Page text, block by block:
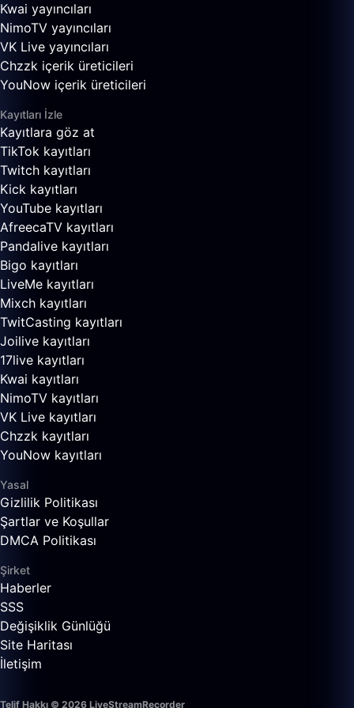
Kwai yayıncıları
NimoTV yayıncıları
VK Live yayıncıları
Chzzk içerik üreticileri
YouNow içerik üreticileri
Kayıtları İzle
Kayıtlara göz at
TikTok kayıtları
Twitch kayıtları
Kick kayıtları
YouTube kayıtları
AfreecaTV kayıtları
Pandalive kayıtları
Bigo kayıtları
LiveMe kayıtları
Mixch kayıtları
TwitCasting kayıtları
Joilive kayıtları
17live kayıtları
Kwai kayıtları
NimoTV kayıtları
VK Live kayıtları
Chzzk kayıtları
YouNow kayıtları
Yasal
Gizlilik Politikası
Şartlar ve Koşullar
DMCA Politikası
Şirket
Haberler
SSS
Değişiklik Günlüğü
Site Haritası
İletişim
Telif Hakkı © 2026 LiveStreamRecorder